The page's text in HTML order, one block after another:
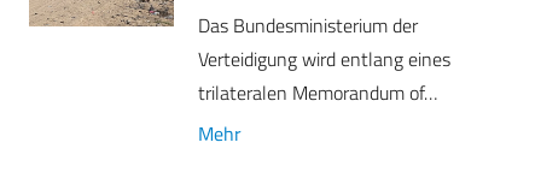
Das Bundesministerium der
Verteidigung wird entlang eines
trilateralen Memorandum of…
Mehr